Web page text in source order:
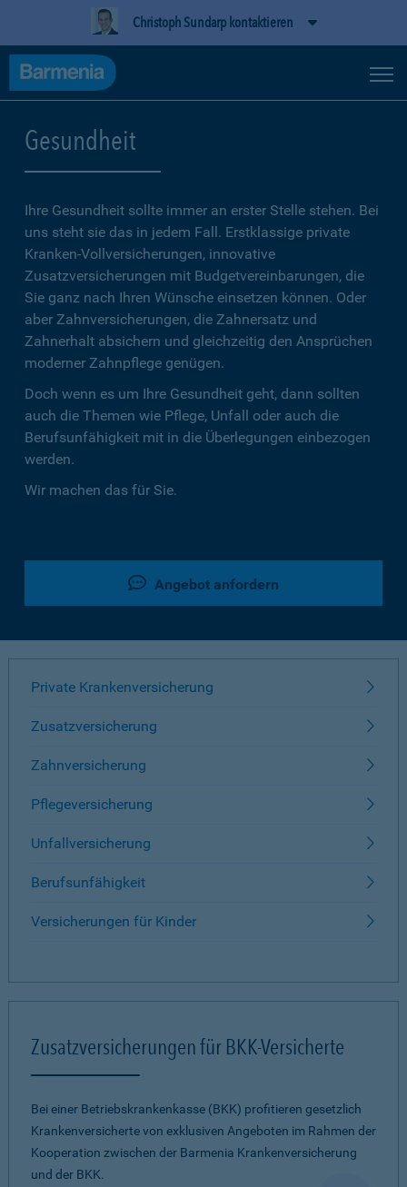
Christoph Sundarp kontaktieren
Gesundheit
Ihre Gesundheit sollte immer an erster Stelle stehen. Bei
uns steht sie das in jedem Fall. Erstklassige private
Kranken-Vollversicherungen, innovative
Zusatzversicherungen mit Budgetvereinbarungen, die
Sie ganz nach Ihren Wünsche einsetzen können. Oder
aber Zahnversicherungen, die Zahnersatz und
Zahnerhalt absichern und gleichzeitig den Ansprüchen
moderner Zahnpflege genügen.
Doch wenn es um Ihre Gesundheit geht, dann sollten
auch die Themen wie Pflege, Unfall oder auch die
Berufsunfähigkeit mit in die Überlegungen einbezogen
werden.
Wir machen das für Sie.
Angebot anfordern
Private Krankenversicherung
Zusatzversicherung
Zahnversicherung
Pflegeversicherung
Unfallversicherung
Berufsunfähigkeit
Versicherungen für Kinder
Zusatzversicherungen für BKK-Versicherte
Bei einer Betriebskrankenkasse (BKK) profitieren gesetzlich
Krankenversicherte von exklusiven Angeboten im Rahmen der
Kooperation zwischen der Barmenia Krankenversicherung
und der BKK.